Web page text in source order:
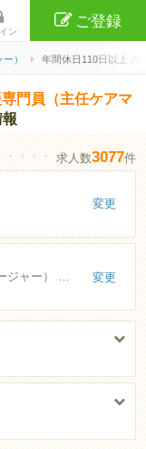
ン
ご登録
） 年間休日110日以上 の
門員（主任ケアマ
・・・・・・・・・・・
求人数3077件
変更
主任介護支援専門員（主任ケアマネージャー） 年間休日110日以上 変更